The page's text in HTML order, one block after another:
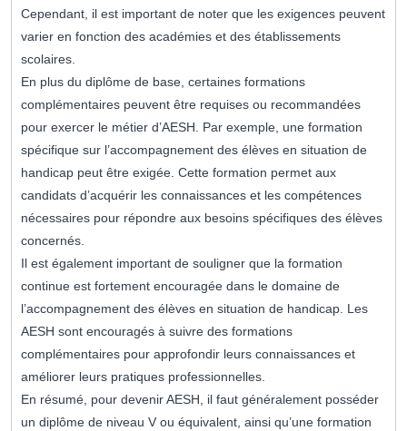
Cependant, il est important de noter que les exigences peuvent
varier en fonction des académies et des établissements
scolaires.
En plus du diplôme de base, certaines formations
complémentaires peuvent être requises ou recommandées
pour exercer le métier d’AESH. Par exemple, une formation
spécifique sur l’accompagnement des élèves en situation de
handicap peut être exigée. Cette formation permet aux
candidats d’acquérir les connaissances et les compétences
nécessaires pour répondre aux besoins spécifiques des élèves
concernés.
Il est également important de souligner que la formation
continue est fortement encouragée dans le domaine de
l’accompagnement des élèves en situation de handicap. Les
AESH sont encouragés à suivre des formations
complémentaires pour approfondir leurs connaissances et
améliorer leurs pratiques professionnelles.
En résumé, pour devenir AESH, il faut généralement posséder
un diplôme de niveau V ou équivalent, ainsi qu’une formation